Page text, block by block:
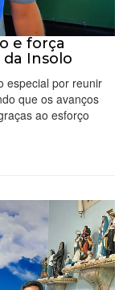
e força
Insolo
especial por reunir
que os avanços
ao esforço